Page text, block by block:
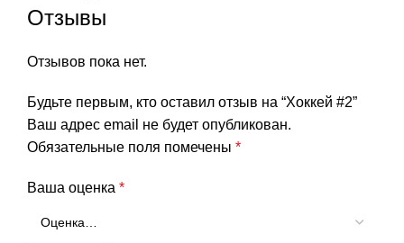
Отзывы
Отзывов пока нет.
Будьте первым, кто оставил отзыв на “Хоккей #2”
Ваш адрес email не будет опубликован.
Обязательные поля помечены *
Ваша оценка *